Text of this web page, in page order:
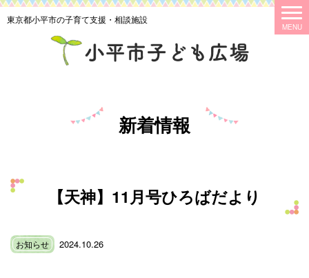
東京都小平市の子育て支援・相談施設
新着情報
【天神】11月号ひろばだより
お知らせ 2024.10.26